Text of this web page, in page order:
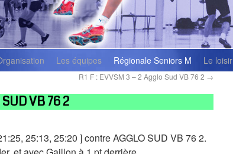
Les équipes Régionale Seniors M Le loisir
R1 F : EVVSM 3 – 2 Agglo Sud VB 76 2 →
VB 76 2
25:13, 25:20 ] contre AGGLO SUD VB 76 2.